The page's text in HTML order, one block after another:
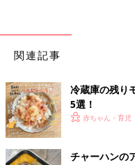
関連記事
冷蔵庫の残り
5選！
赤ちゃん・育児
チャーハンの